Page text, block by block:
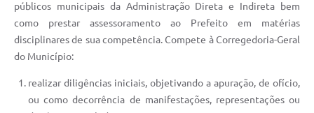
públicos municipais da Administração Direta e Indireta bem
como prestar assessoramento ao Prefeito em matérias
disciplinares de sua competência. Compete à Corregedoria-Geral
do Município:
realizar diligências iniciais, objetivando a apuração, de ofício,
ou como decorrência de manifestações, representações ou